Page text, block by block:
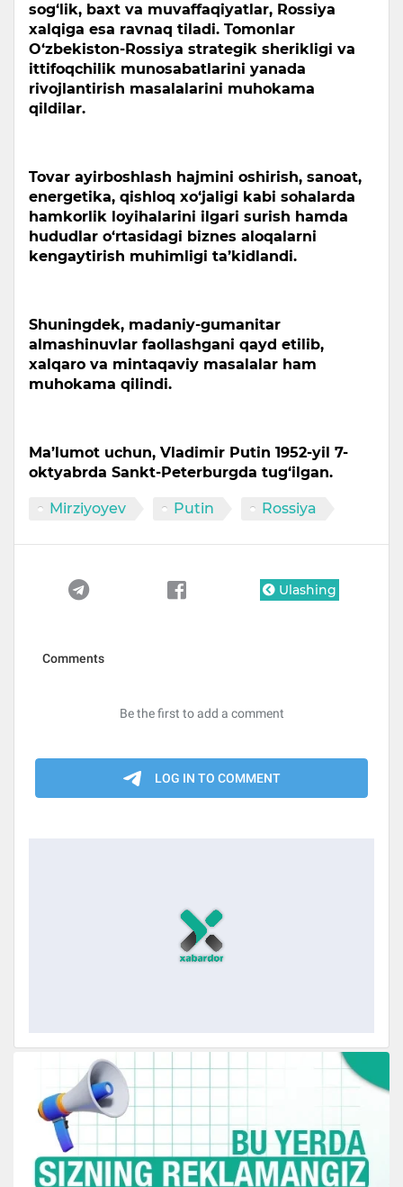
sog‘lik, baxt va muvaffaqiyatlar, Rossiya
xalqiga esa ravnaq tiladi. Tomonlar
O‘zbekiston-Rossiya strategik sherikligi va
ittifoqchilik munosabatlarini yanada
rivojlantirish masalalarini muhokama
qildilar.
Tovar ayirboshlash hajmini oshirish, sanoat,
energetika, qishloq xo‘jaligi kabi sohalarda
hamkorlik loyihalarini ilgari surish hamda
hududlar o‘rtasidagi biznes aloqalarni
kengaytirish muhimligi ta’kidlandi.
Shuningdek, madaniy-gumanitar
almashinuvlar faollashgani qayd etilib,
xalqaro va mintaqaviy masalalar ham
muhokama qilindi.
Ma’lumot uchun, Vladimir Putin 1952-yil 7-
oktyabrda Sankt-Peterburgda tug‘ilgan.
Mirziyoyev Putin Rossiya
Ulashing